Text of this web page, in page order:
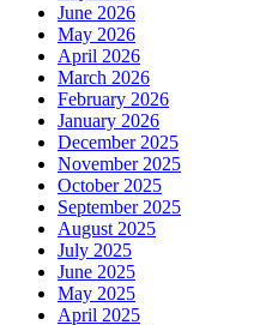
June 2026
May 2026
April 2026
March 2026
February 2026
January 2026
December 2025
November 2025
October 2025
September 2025
August 2025
July 2025
June 2025
May 2025
April 2025